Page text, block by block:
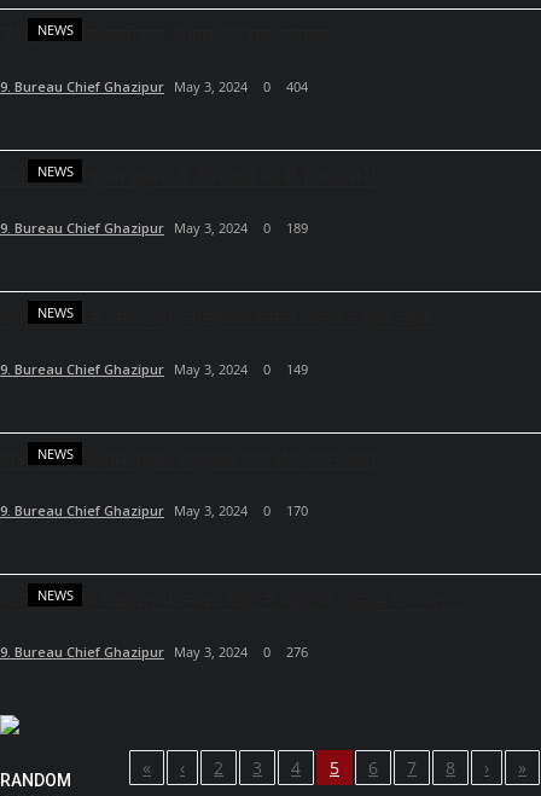
NEWS
7 मई को होगा नामांकन, डीएम ने लिया जायजा
9. Bureau Chief Ghazipur May 3, 2024 0 404
NEWS
आग से तीन पुरूष झुलसे व तीन गाय जली 1 गाय मरी
9. Bureau Chief Ghazipur May 3, 2024 0 189
NEWS
शॉर्ट सर्किट से लगी आग, लाखों का समान जलकर हुआ खाक
9. Bureau Chief Ghazipur May 3, 2024 0 149
NEWS
जब कामख्या धाम पहुंचीं अनुराधा राय और बंदना राय
9. Bureau Chief Ghazipur May 3, 2024 0 170
NEWS
थाने के समीप पंचायत भवन को चोरों ने खंगाला, पुलिस के गस्त...
9. Bureau Chief Ghazipur May 3, 2024 0 276
« ‹ 2 3 4 5 6 7 8 › »
RANDOM